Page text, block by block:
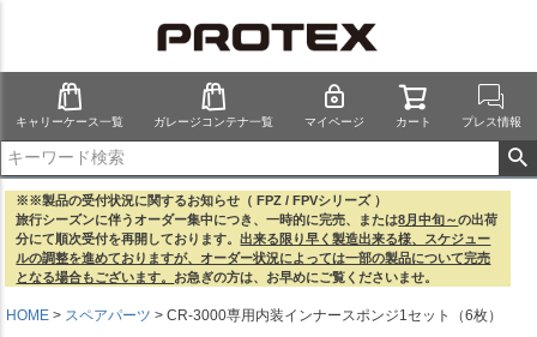
キャリーケース一覧 ガレージコンテナ一覧 マイページ カート プレス情報
※※製品の受付状況に関するお知らせ（ FPZ / FPVシリーズ ）
旅行シーズンに伴うオーダー集中につき、一時的に完売、または8月中旬～の出荷
分にて順次受付を再開しております。出来る限り早く製造出来る様、スケジュー
ルの調整を進めておりますが、オーダー状況によっては一部の製品について完売
となる場合もございます。 お急ぎの方は、お早めにご覧くださいませ。
HOME スペアパーツ CR-3000専用内装インナースポンジ1セット（6枚）